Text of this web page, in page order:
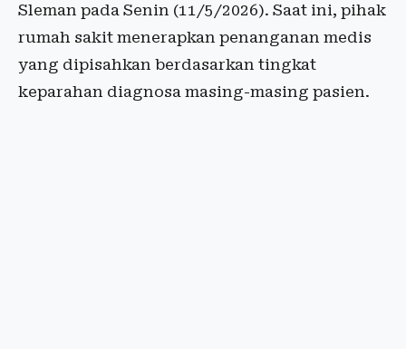
Sleman pada Senin (11/5/2026). Saat ini, pihak
rumah sakit menerapkan penanganan medis
yang dipisahkan berdasarkan tingkat
keparahan diagnosa masing-masing pasien.